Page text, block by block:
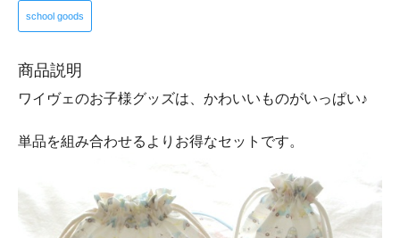
school goods
商品説明
ワイヴェのお子様グッズは、かわいいものがいっぱい♪
単品を組み合わせるよりお得なセットです。